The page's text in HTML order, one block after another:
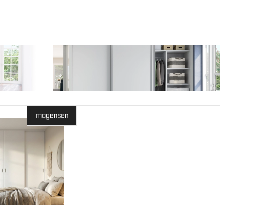
Mulighed for indfræst greb med langskilt i alu eller hvid
du skydelåger på mål som leveres af danske Mogensen